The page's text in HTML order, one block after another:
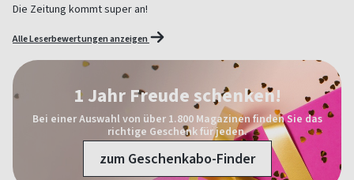
Die Zeitung kommt super an!
Alle Leserbewertungen anzeigen
1 Jahr Freude schenken!
Bei einer Auswahl von über 1.800 Magazinen finden Sie das
richtige Geschenk für jeden.
zum Geschenkabo-Finder